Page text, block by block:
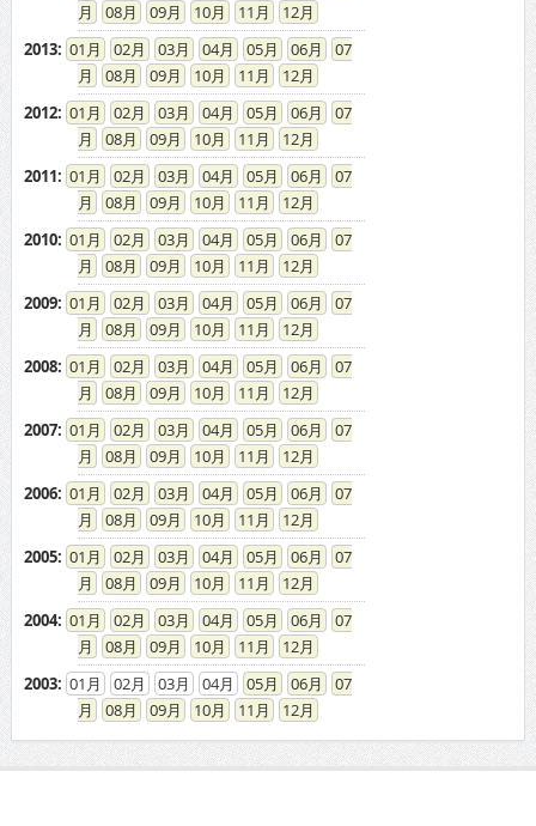
08
09 10 11
12
2013: 01 02 03 04 05 06
07
08
09 10 11
12
2012: 01 02 03 04 05 06
07
08
09 10 11
12
2011: 01 02 03 04 05 06
07
08
09 10 11
12
2010: 01 02 03 04 05 06
07
08
09 10 11
12
2009: 01 02 03 04 05 06
07
08
09 10 11
12
2008: 01 02 03 04 05 06
07
08
09 10 11
12
2007: 01 02 03 04 05 06
07
08
09 10 11
12
2006: 01 02 03 04 05 06
07
08
09 10 11
12
2005: 01 02 03 04 05 06
07
08
09 10 11
12
2004: 01 02 03 04 05 06
07
08
09 10 11
12
2003: 01 02 03 04 05 06
07
08
09 10 11 12